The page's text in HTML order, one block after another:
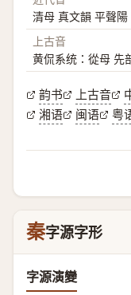
清母 真文韻 平聲陽
上古音
黄侃系统：從母 先
韵书 上古音
湘语
闽语 粤
秦字源字形
字源演變